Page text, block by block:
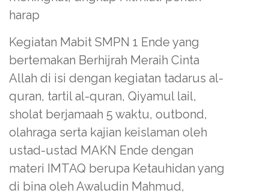
harap
Kegiatan Mabit SMPN 1 Ende yang
bertemakan Berhijrah Meraih Cinta
Allah di isi dengan kegiatan tadarus al-
quran, tartil al-quran, Qiyamul lail,
sholat berjamaah 5 waktu, outbond,
olahraga serta kajian keislaman oleh
ustad-ustad MAKN Ende dengan
materi IMTAQ berupa Ketauhidan yang
di bina oleh Awaludin Mahmud,